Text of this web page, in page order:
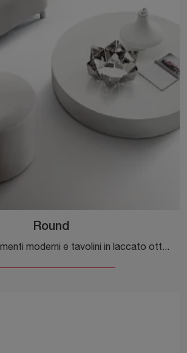
Round
Se vuoi Complementi moderni e tavolini in laccato ottieni informazioni sul modello Round del marchio Dema.